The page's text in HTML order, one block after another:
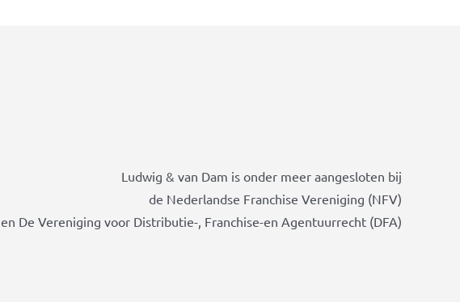
Ludwig & van Dam is onder meer aangesloten bij
de Nederlandse Franchise Vereniging (NFV)
en De Vereniging voor Distributie-, Franchise-en Agentuurrecht (DFA)